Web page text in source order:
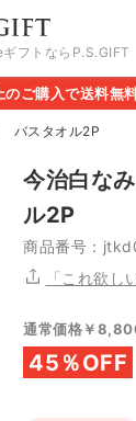
フトならP.S.GIFT
ご購入で送料無料
バスタオル2P
今治白な
ル2P
商品番号：
「これ欲し
通常価格￥
45％OFF